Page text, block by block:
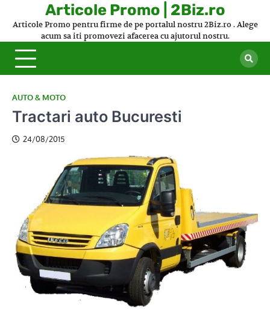
Articole Promo | 2Biz.ro
Articole Promo pentru firme de pe portalul nostru 2Biz.ro . Alege
acum sa iti promovezi afacerea cu ajutorul nostru.
AUTO & MOTO
Tractari auto Bucuresti
24/08/2015